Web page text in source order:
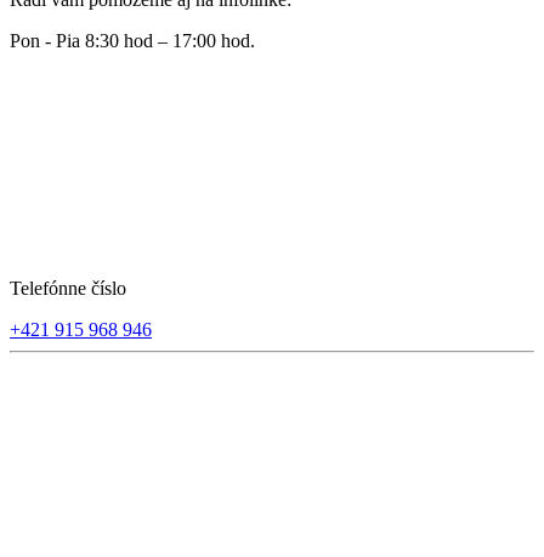
Pon - Pia 8:30 hod – 17:00 hod.
Telefónne číslo
+421 915 968 946